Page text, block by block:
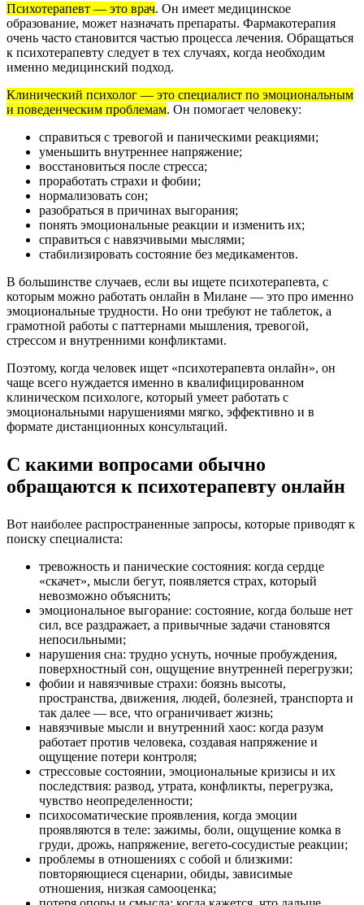
Психотерапевт — это врач. Он имеет медицинское
образование, может назначать препараты. Фармакотерапия
очень часто становится частью процесса лечения. Обращаться
к психотерапевту следует в тех случаях, когда необходим
именно медицинский подход.
Клинический психолог — это специалист по эмоциональным
и поведенческим проблемам. Он помогает человеку:
справиться с тревогой и паническими реакциями;
уменьшить внутреннее напряжение;
восстановиться после стресса;
проработать страхи и фобии;
нормализовать сон;
разобраться в причинах выгорания;
понять эмоциональные реакции и изменить их;
справиться с навязчивыми мыслями;
стабилизировать состояние без медикаментов.
В большинстве случаев, если вы ищете психотерапевта, с
которым можно работать онлайн в Милане — это про именно
эмоциональные трудности. Но они требуют не таблеток, а
грамотной работы с паттернами мышления, тревогой,
стрессом и внутренними конфликтами.
Поэтому, когда человек ищет «психотерапевта онлайн», он
чаще всего нуждается именно в квалифицированном
клиническом психологе, который умеет работать с
эмоциональными нарушениями мягко, эффективно и в
формате дистанционных консультаций.
С какими вопросами обычно
обращаются к психотерапевту онлайн
Вот наиболее распространенные запросы, которые приводят к
поиску специалиста:
тревожность и панические состояния: когда сердце
«скачет», мысли бегут, появляется страх, который
невозможно объяснить;
эмоциональное выгорание: состояние, когда больше нет
сил, все раздражает, а привычные задачи становятся
непосильными;
нарушения сна: трудно уснуть, ночные пробуждения,
поверхностный сон, ощущение внутренней перегрузки;
фобии и навязчивые страхи: боязнь высоты,
пространства, движения, людей, болезней, транспорта и
так далее — все, что ограничивает жизнь;
навязчивые мысли и внутренний хаос: когда разум
работает против человека, создавая напряжение и
ощущение потери контроля;
стрессовые состоянии, эмоциональные кризисы и их
последствия: развод, утрата, конфликты, перегрузка,
чувство неопределенности;
психосоматические проявления, когда эмоции
проявляются в теле: зажимы, боли, ощущение комка в
груди, дрожь, напряжение, вегето-сосудистые реакции;
проблемы в отношениях с собой и близкими:
повторяющиеся сценарии, обиды, зависимые
отношения, низкая самооценка;